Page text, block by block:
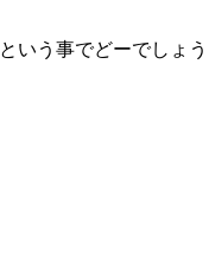
という事でどーでしょ